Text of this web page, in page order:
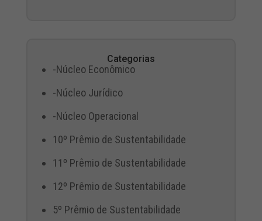
Categorias
-Núcleo Econômico
-Núcleo Jurídico
-Núcleo Operacional
10º Prêmio de Sustentabilidade
11º Prêmio de Sustentabilidade
12º Prêmio de Sustentabilidade
5º Prêmio de Sustentabilidade